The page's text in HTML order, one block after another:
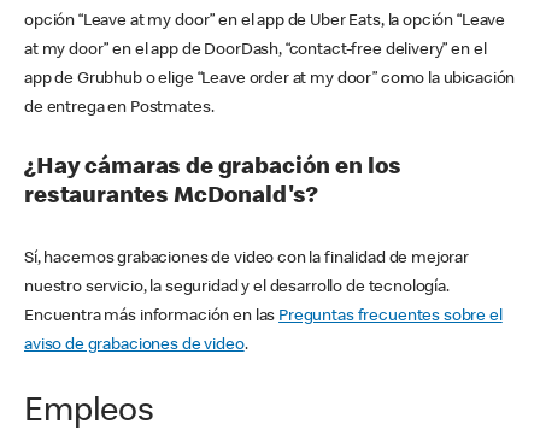
opción “Leave at my door” en el app de Uber Eats, la opción “Leave
at my door” en el app de DoorDash, “contact-free delivery” en el
app de Grubhub o elige “Leave order at my door” como la ubicación
de entrega en Postmates.
¿Hay cámaras de grabación en los
restaurantes McDonald's?
Sí, hacemos grabaciones de video con la finalidad de mejorar
nuestro servicio, la seguridad y el desarrollo de tecnología.
Encuentra más información en las Preguntas frecuentes sobre el
aviso de grabaciones de video.
Empleos